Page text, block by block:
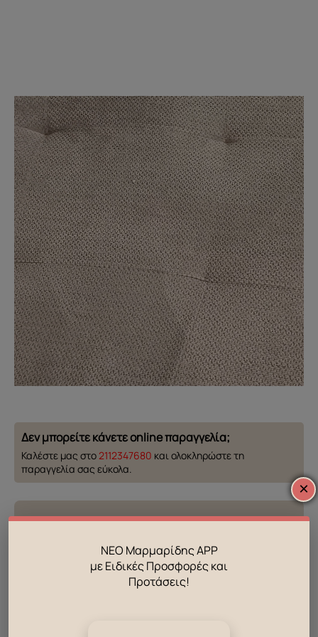
Δεν μπορείτε κάνετε online παραγγελία;
Καλέστε μας στο2112347680 και ολοκληρώστε τη
παραγγελία σας εύκολα.
Γενικές πληροφορίες προϊόντος
Τύπος προϊόντος
γωνιακός
καναπές
Πληροφορίες συσκευασίας
×
ΝΕΟ Μαρμαρίδης APP
με Ειδικές Προσφορές και
Προτάσεις!